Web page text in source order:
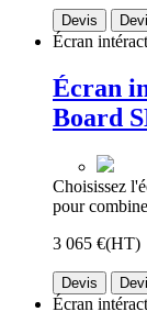
Devis
Écran
Écran
Board
Choisissez
pour
3 065 €(HT)
Devis
Écran